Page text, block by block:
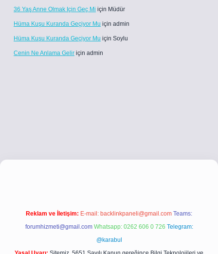
36 Yaş Anne Olmak Için Geç Mi için Müdür
Hüma Kuşu Kuranda Geçiyor Mu için admin
Hüma Kuşu Kuranda Geçiyor Mu için Soylu
Cenin Ne Anlama Gelir için admin
betci girişbetci girişhiltonbet yeni giriş
Reklam ve İletişim: E-mail: backlinkpaneli@gmail.com Teams:
forumhizmeti@gmail.com Whatsapp: 0262 606 0 726 Telegram:
@karabul